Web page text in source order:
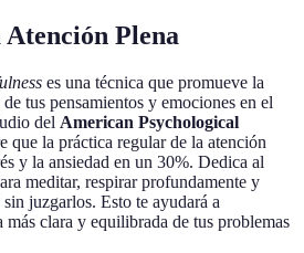
Plena
es una técnica que promueve la
tus pensamientos y emociones en el
del American Psychological
que la práctica regular de la atención
y la ansiedad en un 30%. Dedica al
meditar, respirar profundamente y
juzgarlos. Esto te ayudará a
más clara y equilibrada de tus problemas